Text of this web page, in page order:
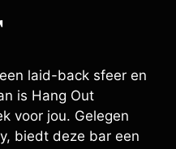
laid-back sfeer en
is Hang Out
voor jou. Gelegen
biedt deze bar een